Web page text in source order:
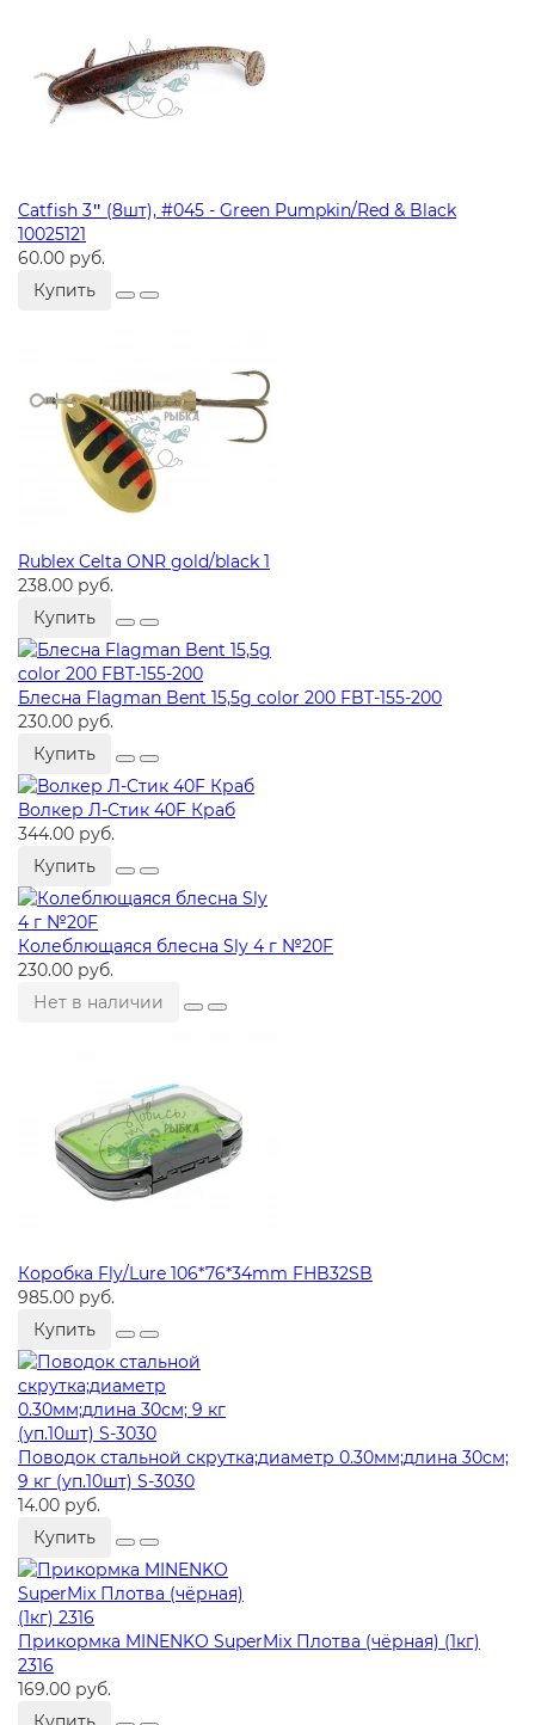
Catfish 3ʺ (8шт), #045 - Green Pumpkin/Red & Black
10025121
60.00 руб.
Купить
Rublex Celta ONR gold/black 1
238.00 руб.
Купить
Блесна Flagman Bent 15,5g color 200 FBT-155-200
230.00 руб.
Купить
Волкер Л-Стик 40F Краб
344.00 руб.
Купить
Колеблющаяся блесна Sly 4 г №20F
230.00 руб.
Нет в наличии
Коробка Fly/Lure 106*76*34mm FHB32SB
985.00 руб.
Купить
Поводок стальной скрутка;диаметр 0.30мм;длина 30см;
9 кг (уп.10шт) S-3030
14.00 руб.
Купить
Прикормка MINENKO SuperMix Плотва (чёрная) (1кг)
2316
169.00 руб.